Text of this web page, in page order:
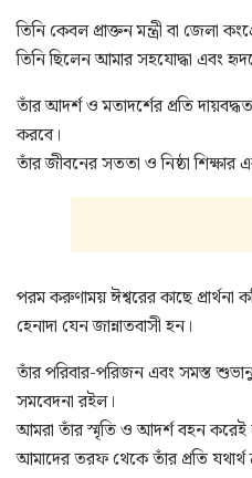
তিনি কেবল প্রাক্তন মন্ত্রী বা জেলা
তিনি ছিলেন আমার সহযোদ্ধা এবং
তাঁর আদর্শ ও মতাদর্শের প্রতি
করবে।
তাঁর জীবনের সততা ও নিষ্ঠা শিক্ষার
পরম করুণাময় ঈশ্বরের কাছে প্রার্থনা
হেনাদা যেন জান্নাতবাসী হন।
তাঁর পরিবার-পরিজন এবং সমস্ত
সমবেদনা রইল।
আমরা তাঁর স্মৃতি ও আদর্শ বহন করেই
আমাদের তরফ থেকে তাঁর প্রতি যথার্থ